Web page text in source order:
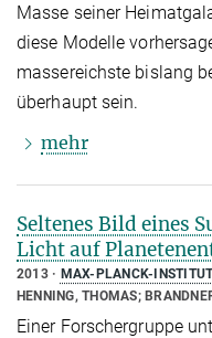
Masse seiner
diese Modelle
massereichste bislang
überhaupt sein.
mehr
Seltenes Bild eines
Licht auf
2013 MAX-PLANCK-
HENNING, THOMAS;
Einer Forschergruppe